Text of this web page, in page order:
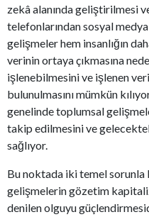
zekâ alanında geliştirilmesi
telefonlarından sosyal
gelişmeler hem insanlığın
verinin ortaya çıkmasına
işlenebilmesini ve işlenen
bulunulmasını mümkün
genelinde toplumsal
takip edilmesini ve
sağlıyor.
Bu noktada iki temel sorunla
gelişmelerin gözetim
denilen olguyu